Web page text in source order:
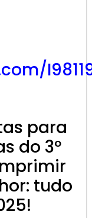
para
do 3º
tudo